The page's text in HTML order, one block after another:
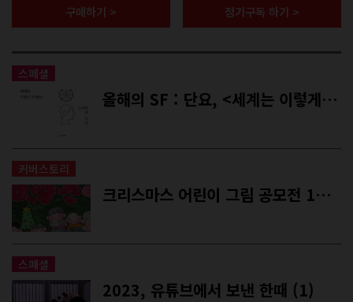
구매하기 > 정기구독 하기 >
스페셜
올해의 SF : 단요, <세계는 이렇게 바뀐다>
커버스토리
크리스마스 어린이 그림 공모전 1등 수상자 심재경 어린이
스페셜
2023, 유튜브에서 보낸 한때 (1)